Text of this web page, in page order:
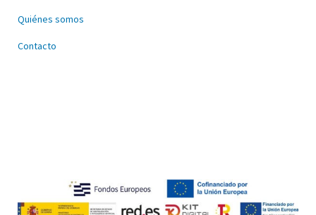
Quiénes somos
Contacto